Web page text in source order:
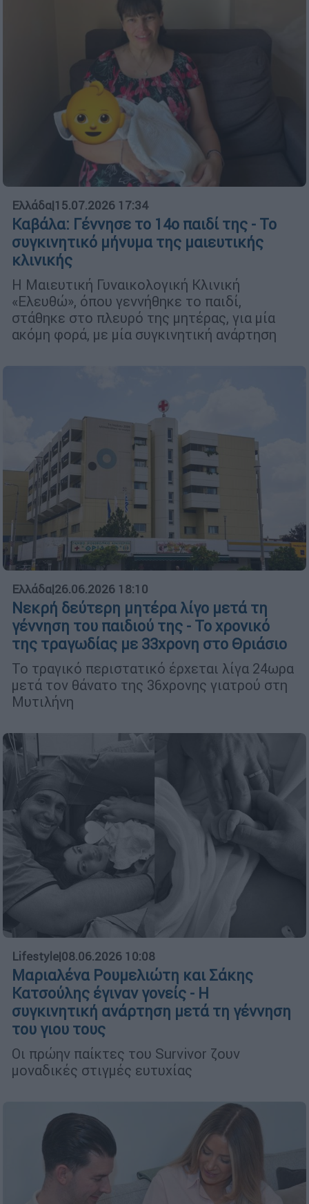
Ελλάδα|15.07.2026 17:34
Καβάλα: Γέννησε το 14ο παιδί της - Το
συγκινητικό μήνυμα της μαιευτικής
κλινικής
Η Μαιευτική Γυναικολογική Κλινική
«Ελευθώ», όπου γεννήθηκε το παιδί,
στάθηκε στο πλευρό της μητέρας, για μία
ακόμη φορά, με μία συγκινητική ανάρτηση
Ελλάδα|26.06.2026 18:10
Νεκρή δεύτερη μητέρα λίγο μετά τη
γέννηση του παιδιού της - Το χρονικό
της τραγωδίας με 33χρονη στο Θριάσιο
Το τραγικό περιστατικό έρχεται λίγα 24ωρα
μετά τον θάνατο της 36χρονης γιατρού στη
Μυτιλήνη
Lifestyle|08.06.2026 10:08
Μαριαλένα Ρουμελιώτη και Σάκης
Κατσούλης έγιναν γονείς - Η
συγκινητική ανάρτηση μετά τη γέννηση
του γιου τους
Οι πρώην παίκτες του Survivor ζουν
μοναδικές στιγμές ευτυχίας